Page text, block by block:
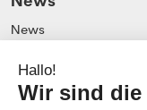
News